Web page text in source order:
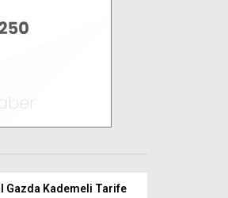
Gazda Kademeli Tarife